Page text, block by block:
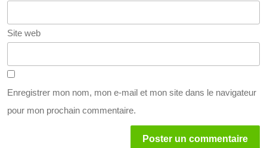
Site web
Enregistrer mon nom, mon e-mail et mon site dans le navigateur
pour mon prochain commentaire.